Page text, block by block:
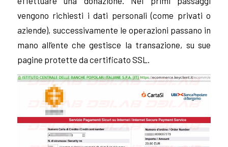
vengono richiesti i dati personali (come privati o
aziende), successivamente le operazioni passano in
mano all’ente che gestisce la transazione, su sue
pagine protette da certificato SSL.